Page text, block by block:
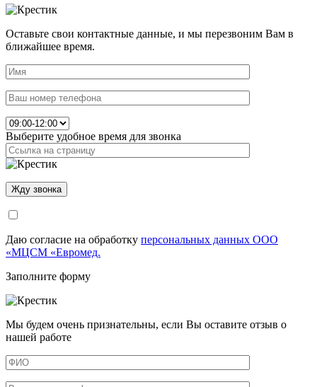
Оставьте свои контактные данные, и мы перезвоним Вам в
ближайшее время.
Выберите удобное время для звонка
Даю согласие на обработку персональных данных ООО
«МЦСМ «Евромед.
Заполните форму
Мы будем очень признательны, если Вы оставите отзыв о
нашей работе